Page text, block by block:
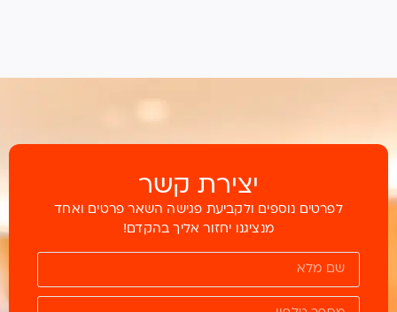
יצירת קשר
לפרטים נוספים ולקביעת פגישה השאר פרטים ואחד
מנציגנו יחזור אליך בהקדם!